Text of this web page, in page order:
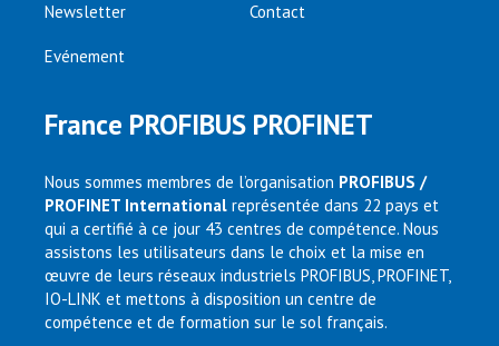
Newsletter Contact
Evénement
France PROFIBUS PROFINET
Nous sommes membres de l’organisation PROFIBUS /
PROFINET International représentée dans 22 pays et
qui a certifié à ce jour 43 centres de compétence. Nous
assistons les utilisateurs dans le choix et la mise en
œuvre de leurs réseaux industriels PROFIBUS, PROFINET,
IO-LINK et mettons à disposition un centre de
compétence et de formation sur le sol français.